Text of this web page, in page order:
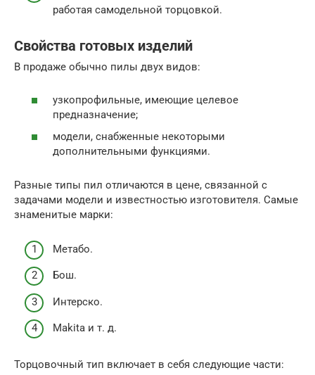
работая самодельной торцовкой.
Свойства готовых изделий
В продаже обычно пилы двух видов:
узкопрофильные, имеющие целевое
предназначение;
модели, снабженные некоторыми
дополнительными функциями.
Разные типы пил отличаются в цене, связанной с
задачами модели и известностью изготовителя. Самые
знаменитые марки:
Метабо.
Бош.
Интерско.
Makita и т. д.
Торцовочный тип включает в себя следующие части: